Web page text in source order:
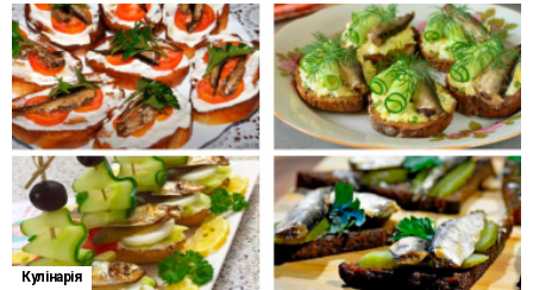
Кулінарія